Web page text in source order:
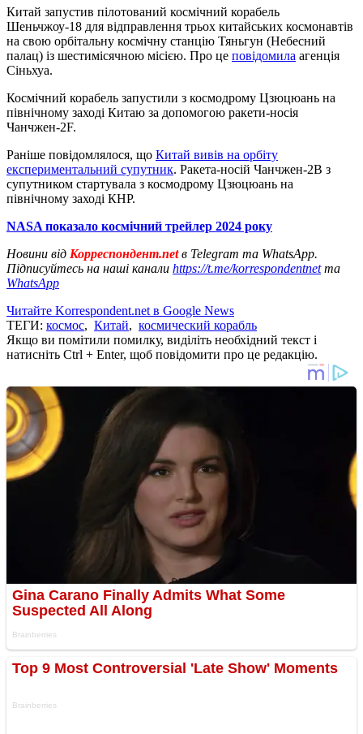
Китай запустив пілотований космічний корабель
Шеньчжоу-18 для відправлення трьох китайських космонавтів
на свою орбітальну космічну станцію Тяньгун (Небесний
палац) із шестимісячною місією. Про це повідомила агенція
Сіньхуа.
Космічний корабель запустили з космодрому Цзюцюань на
північному заході Китаю за допомогою ракети-носія
Чанчжен-2F.
Раніше повідомлялося, що Китай вивів на орбіту
експериментальний супутник. Ракета-носій Чанчжен-2В з
супутником стартувала з космодрому Цзюцюань на
північному заході КНР.
NASA показало космічний трейлер 2024 року
Новини від Корреспондент.netв Telegram та WhatsApp.
Підписуйтесь на наші канали https://t.me/korrespondentnetта
WhatsApp
Читайте Korrespondent.net в Google News
ТЕГИ: космос, Китай, космический корабль
Якщо ви помітили помилку, виділіть необхідний текст і
натисніть Ctrl + Enter, щоб повідомити про це редакцію.